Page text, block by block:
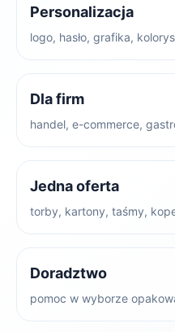
Personalizacja
logo, hasło, grafika,
Dla firm
handel, e-commerce,
Jedna oferta
torby, kartony, taśmy,
Doradztwo
pomoc w wyborze